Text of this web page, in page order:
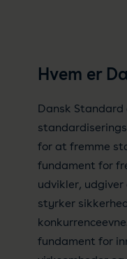
Hvem er
Dansk
for at fremme
fundament for
udvikler,
styrker
fundament for